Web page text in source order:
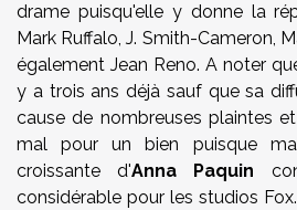
drame puisqu'elle y donne la
Mark Ruffalo, J. Smith-Cameron,
également Jean Reno. A noter
y a trois ans déjà sauf que sa
cause de nombreuses plaintes
mal pour un bien puisque
croissante d'Anna Paquin
considérable pour les studios